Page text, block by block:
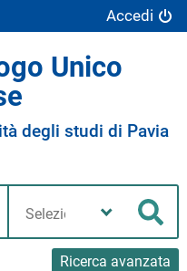
Accedi
Unico
degli studi di Pavia
Ricerca avanzata
biblioteca